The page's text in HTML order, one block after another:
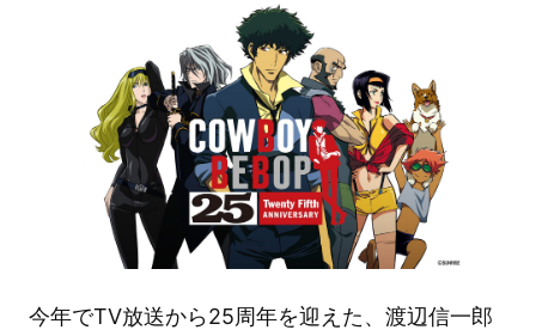
今年でTV放送から25周年を迎えた、渡辺信一郎